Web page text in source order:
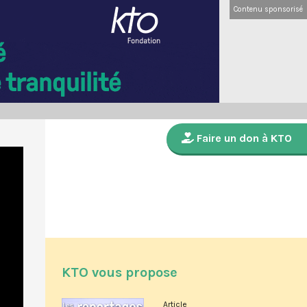
Contenu sponsorisé
Faire un don à KTO
KTO vous propose
Article